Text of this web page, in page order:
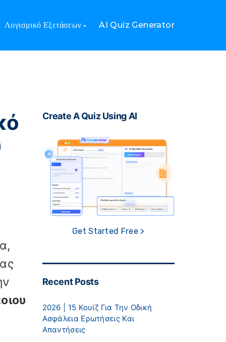
Λογισμικό Εξετάσεων AI Quiz Generator
Create A Quiz Using AI
Get Started Free >
Recent Posts
2026 | 15 Κουίζ Για Την Οδική
Ασφάλεια Ερωτήσεις Και
Απαντήσεις